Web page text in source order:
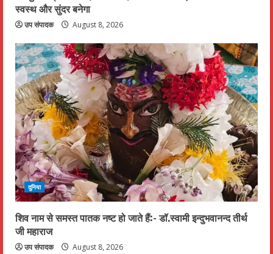
स्वस्थ और सुंदर बनेगा
उप संपादक August 8, 2026
दुनिया
शिव नाम से समस्त पातक नष्ट हो जाते हैं:- डॉ.स्वामी इन्दुभवानन्द तीर्थ
जी महाराज
उप संपादक August 8, 2026